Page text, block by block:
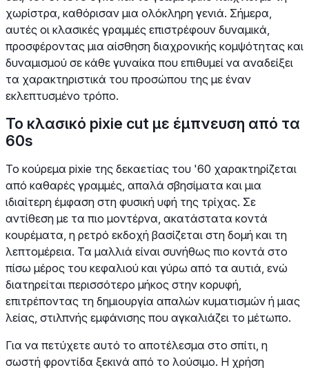
χωρίστρα, καθόρισαν μια ολόκληρη γενιά. Σήμερα,
αυτές οι κλασικές γραμμές επιστρέφουν δυναμικά,
προσφέροντας μια αίσθηση διαχρονικής κομψότητας και
δυναμισμού σε κάθε γυναίκα που επιθυμεί να αναδείξει
τα χαρακτηριστικά του προσώπου της με έναν
εκλεπτυσμένο τρόπο.
Το κλασικό pixie cut με έμπνευση από τα
60s
Το κούρεμα pixie της δεκαετίας του '60 χαρακτηρίζεται
από καθαρές γραμμές, απαλά σβησίματα και μια
ιδιαίτερη έμφαση στη φυσική υφή της τρίχας. Σε
αντίθεση με τα πιο μοντέρνα, ακατάστατα κοντά
κουρέματα, η ρετρό εκδοχή βασίζεται στη δομή και τη
λεπτομέρεια. Τα μαλλιά είναι συνήθως πιο κοντά στο
πίσω μέρος του κεφαλιού και γύρω από τα αυτιά, ενώ
διατηρείται περισσότερο μήκος στην κορυφή,
επιτρέποντας τη δημιουργία απαλών κυματισμών ή μιας
λείας, στιλπνής εμφάνισης που αγκαλιάζει το μέτωπο.
Για να πετύχετε αυτό το αποτέλεσμα στο σπίτι, η
σωστή φροντίδα ξεκινά από το λούσιμο. Η χρήση